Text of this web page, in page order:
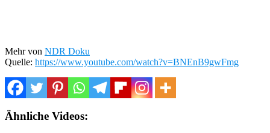
Mehr von NDR Doku
Quelle: https://www.youtube.com/watch?v=BNEnB9gwFmg
Ähnliche Videos: